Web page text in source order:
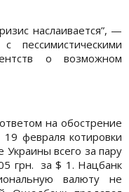
наслаивается”, —
пессимистическими
о возможном
на обострение
февраля котировки
всего за пару
грн. за $ 1. Нацбанк
валюту не